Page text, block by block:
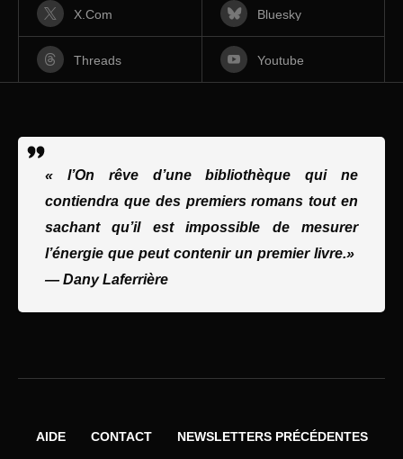
X.com Bluesky
Threads Youtube
« l’On rêve d’une bibliothèque qui ne
contiendra que des premiers romans tout en
sachant qu’il est impossible de mesurer
l’énergie que peut contenir un premier livre.»
— Dany Laferrière
AIDE CONTACT NEWSLETTERS PRÉCÉDENTES